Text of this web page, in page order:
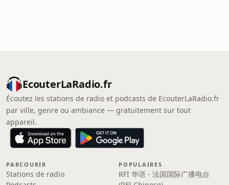
EcouterLaRadio.fr
Écoutez les stations de radio et podcasts de EcouterLaRadio.fr
par ville, genre ou ambiance — gratuitement sur tout
appareil.
PARCOURIR
Stations de radio
POPULAIRES
RFI 华语 - 法国国际广播电台